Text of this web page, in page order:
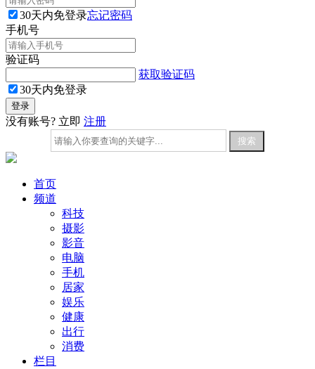
30天内免登录忘记密码
手机号
验证码
获取验证码
30天内免登录
没有账号? 立即 注册
首页
频道
科技
摄影
影音
电脑
手机
居家
娱乐
健康
出行
消费
栏目